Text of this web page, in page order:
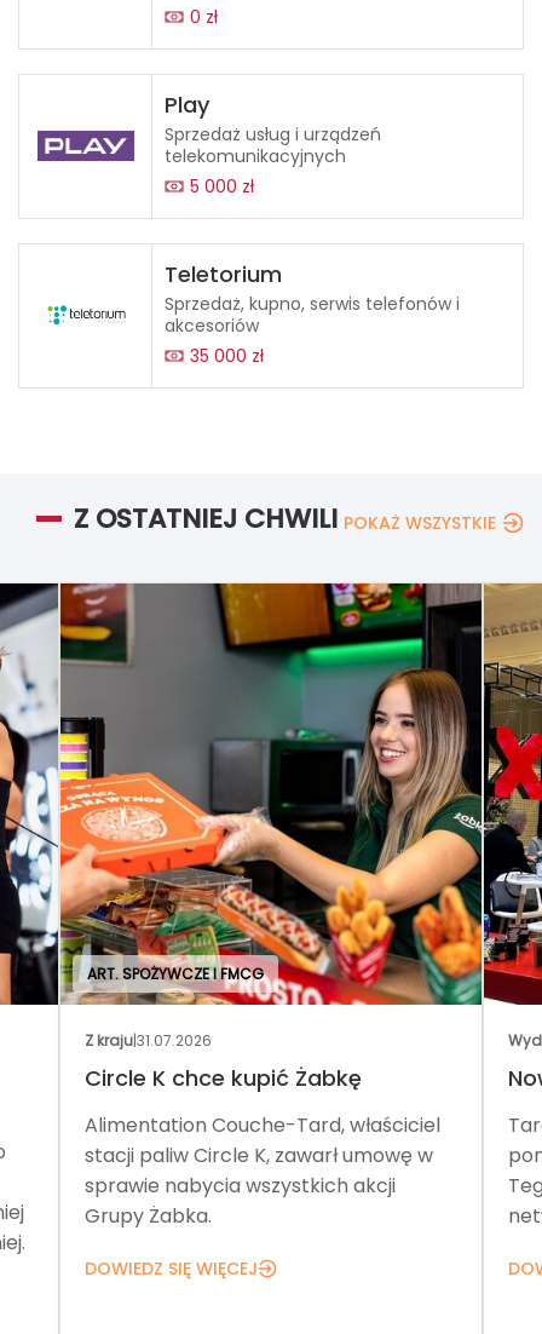
0 zł
Play
Sprzedaż usług i urządzeń
telekomunikacyjnych
5 000 zł
Teletorium
Sprzedaż, kupno, serwis telefonów i
akcesoriów
35 000 zł
Z OSTATNIEJ CHWILI POKAŻ WSZYSTKIE
ART. SPOŻYWCZE I FMCG
Z kraju|31.07.2026
Circle K chce kupić Żabkę
Alimentation Couche-Tard, właściciel
stacji paliw Circle K, zawarł umowę w
sprawie nabycia wszystkich akcji
Grupy Żabka.
DOWIEDZ SIĘ WIĘCEJ